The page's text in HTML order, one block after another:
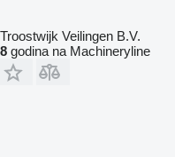
Troostwijk Veilingen B.V.
8 godina na Machineryline